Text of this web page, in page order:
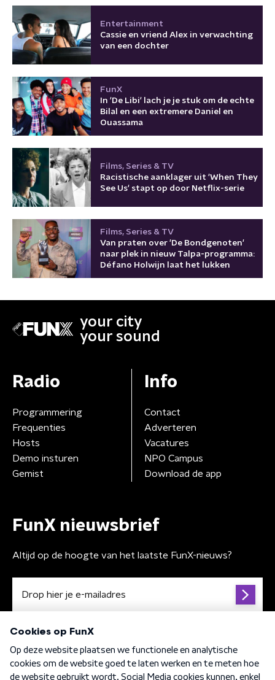
Entertainment
Cassie en vriend Alex in verwachting
van een dochter
FunX
In 'De Libi' lach je je stuk om de echte
Bilal en een extremere Daniel en
Ouassama
Films, Series & TV
Racistische aanklager uit 'When They
See Us' stapt op door Netflix-serie
Films, Series & TV
Van praten over 'De Bondgenoten'
naar plek in nieuw Talpa-programma:
Défano Holwijn laat het lukken
your city
your sound
Radio
Programmering
Frequenties
Hosts
Demo insturen
Gemist
Info
Contact
Adverteren
Vacatures
NPO Campus
Download de app
FunX nieuwsbrief
Altijd op de hoogte van het laatste FunX-nieuws?